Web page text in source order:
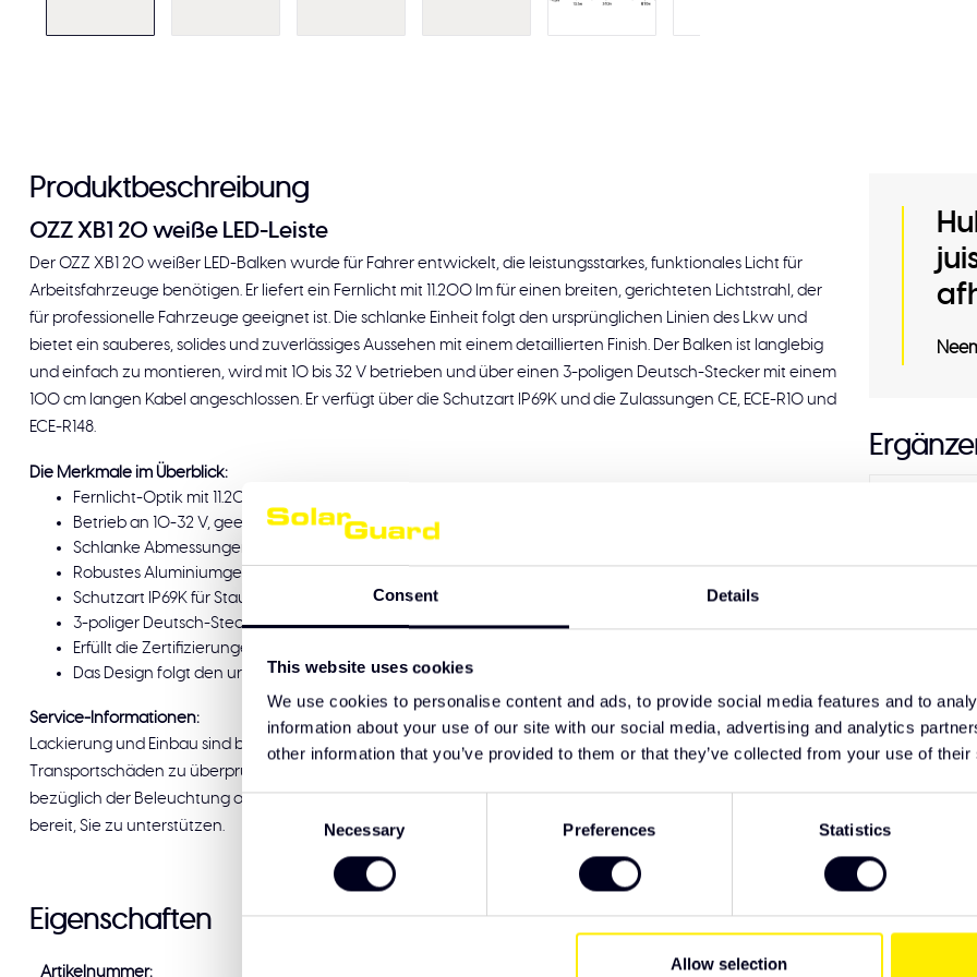
Consent Details
This website uses cookies
We use cookies to personalise content and ads, to provide social media features and to
information about your use of our site with our social media, advertising and analytics
other information that you’ve provided to them or that they’ve collected from your use of
Consent
Necessary Preferences Statistics
Allow selection
Produktbeschreibung
OZZ XB1 20 weiße LED-Leiste
Der OZZ XB1 20 weißer LED-Balken wurde für Fahrer entwickelt, die leistungsstarkes, funktionales Licht für
Arbeitsfahrzeuge benötigen. Er liefert ein Fernlicht mit 11.200 lm für einen breiten, gerichteten Lichtstrahl, der
für professionelle Fahrzeuge geeignet ist. Die schlanke Einheit folgt den ursprünglichen Linien des Lkw und
bietet ein sauberes, solides und zuverlässiges Aussehen mit einem detaillierten Finish. Der Balken ist langlebig
und einfach zu montieren, wird mit 10 bis 32 V betrieben und über einen 3-poligen Deutsch-Stecker mit einem
100 cm langen Kabel angeschlossen. Er verfügt über die Schutzart IP69K und die Zulassungen CE, ECE-R10 und
ECE-R148.
Die Merkmale im Überblick:
Fernlicht-Optik mit 11.200 lm Lichtleistung
Betrieb an 10-32 V, geeignet für 12 V und 24 V Systeme
Schlanke Abmessungen 544 x 50 x 70 mm für eine saubere Passform
Robustes Aluminiumgehäuse mit schlagfester Polycarbonatlinse
Schutzart IP69K für Staub- und Hochdruckreinigungsbeständigkeit
3-poliger Deutsch-Stecker und 100 cm Kabel für eine einfache Montage
Erfüllt die Zertifizierungen CE, ECE-R10 und ECE-R148
Das Design folgt den ursprünglichen Linien für eine saubere, konsistente und dichte Front
Service-Informationen:
Lackierung und Einbau sind bei Solar Guard Exclusive Truck Parts erhältlich. Wir empfehlen, das Produkt auf
Transportschäden zu überprüfen, bevor Sie die Lieferung unterschreiben. Sollten Sie spezielle Wünsche
bezüglich der Beleuchtung oder der Montage haben, steht Ihnen unser Team gerne zur Verfügung und ist
bereit, Sie zu unterstützen.
Eigenschaften
Artikelnummer: